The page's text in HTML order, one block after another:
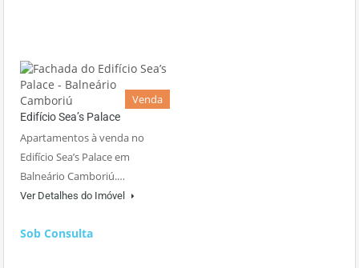
Venda
Edifício Sea’s Palace
Apartamentos à venda no
Edifício Sea’s Palace em
Balneário Camboriú.…
Ver Detalhes do Imóvel
Sob Consulta